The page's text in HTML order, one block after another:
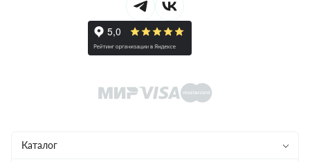
Каталог